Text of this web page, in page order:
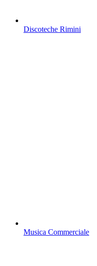
Discoteche Rimini
Musica Commerciale